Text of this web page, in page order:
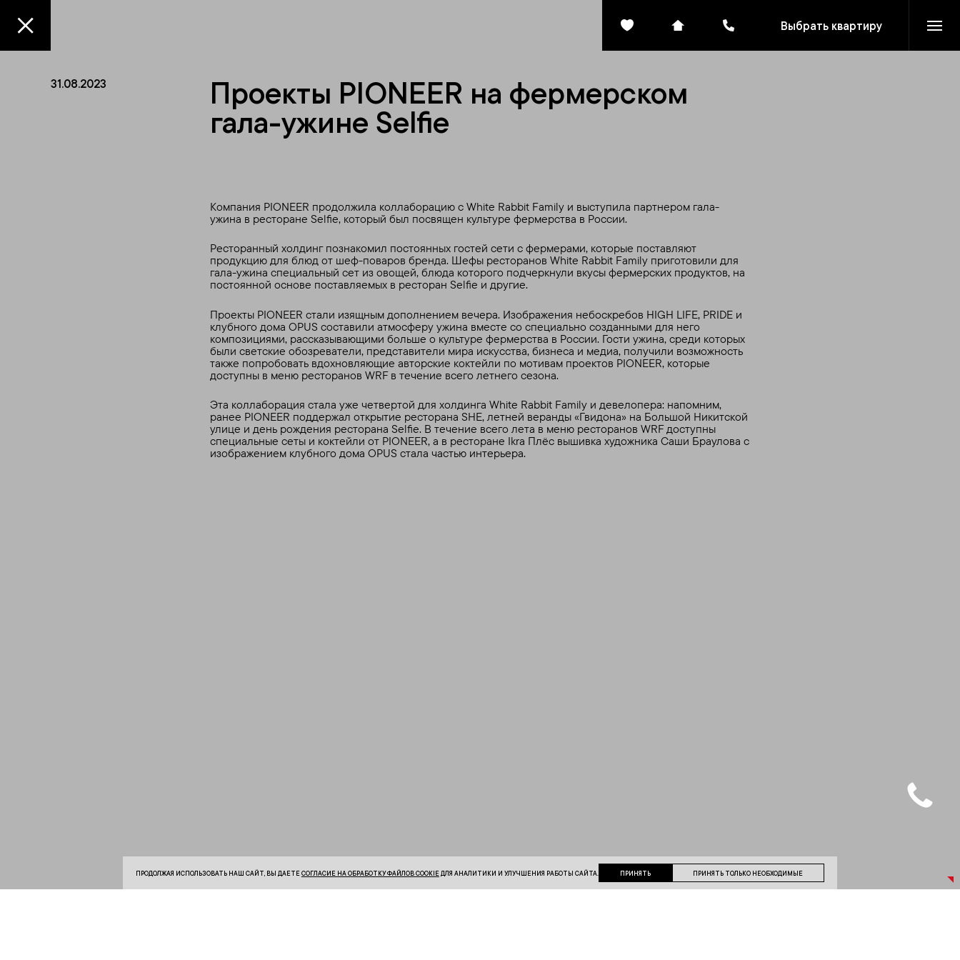
31.08.2023 Проекты PIONEER на фермерском
гала-ужине Selfie
Компания PIONEER продолжила коллаборацию с White Rabbit Family и выступила партнером гала-
ужина в ресторане Selfie, который был посвящен культуре фермерства в России.
Ресторанный холдинг познакомил постоянных гостей сети с фермерами, которые поставляют
продукцию для блюд от шеф-поваров бренда. Шефы ресторанов White Rabbit Family приготовили для
гала-ужина специальный сет из овощей, блюда которого подчеркнули вкусы фермерских продуктов, на
постоянной основе поставляемых в ресторан Selfie и другие.
Проекты PIONEER стали изящным дополнением вечера. Изображения небоскребов HIGH LIFE, PRIDE и
клубного дома OPUS составили атмосферу ужина вместе со специально созданными для него
композициями, рассказывающими больше о культуре фермерства в России. Гости ужина, среди которых
были светские обозреватели, представители мира искусства, бизнеса и медиа, получили возможность
также попробовать вдохновляющие авторские коктейли по мотивам проектов PIONEER, которые
доступны в меню ресторанов WRF в течение всего летнего сезона.
Эта коллаборация стала уже четвертой для холдинга White Rabbit Family и девелопера: напомним,
ранее PIONEER поддержал открытие ресторана SHE, летней веранды «Гвидона» на Большой Никитской
улице и день рождения ресторана Selfie. В течение всего лета в меню ресторанов WRF доступны
специальные сеты и коктейли от PIONEER, а в ресторане Ikra Плёс вышивка художника Саши Браулова с
изображением клубного дома OPUS стала частью интерьера.
Выбрать квартиру
ПРОДОЛЖАЯ ИСПОЛЬЗОВАТЬ НАШ САЙТ, ВЫ ДАЕТЕСОГЛАСИЕ НА ОБРАБОТКУ ФАЙЛОВ COOKIEДЛЯ АНАЛИТИКИ И УЛУЧШЕНИЯ РАБОТЫ САЙТА. ПРИНЯТЬ ПРИНЯТЬ ТОЛЬКО НЕОБХОДИМЫЕ